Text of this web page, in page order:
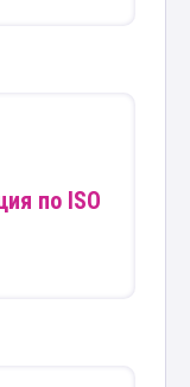
по ISO